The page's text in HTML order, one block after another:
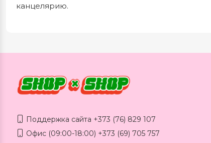
канцелярию.
Поддержка сайта +373 (76) 829 107
Офис (09:00-18:00) +373 (69) 705 757